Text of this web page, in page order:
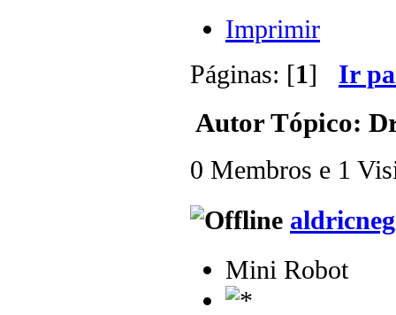
Imprimir
Páginas: [1] Ir
AutorTópico:
0 Membros e 1
Mini Robot